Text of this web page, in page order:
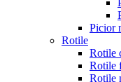
Picior
Rotile
Rotile
Rotile
Rotile